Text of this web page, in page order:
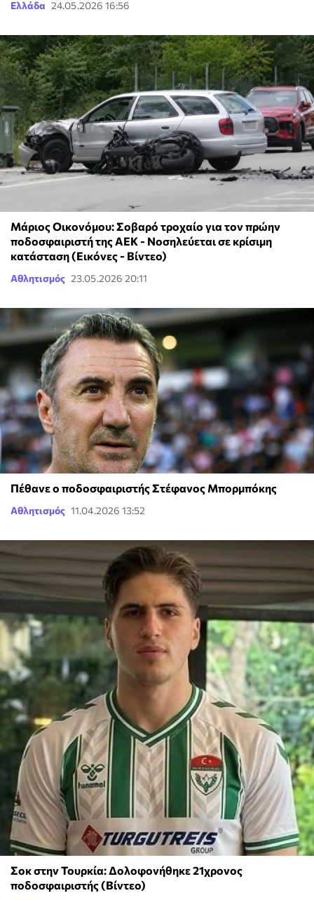
Ελλάδα 24.05.2026 16:56
Μάριος Οικονόμου: Σοβαρό τροχαίο για τον πρώην
ποδοσφαιριστή της ΑΕΚ - Νοσηλεύεται σε κρίσιμη
κατάσταση (Εικόνες - Βίντεο)
Αθλητισμός 23.05.2026 20:11
Πέθανε ο ποδοσφαιριστής Στέφανος Μπορμπόκης
Αθλητισμός 11.04.2026 13:52
Σοκ στην Τουρκία: Δολοφονήθηκε 21χρονος
ποδοσφαιριστής (Βίντεο)